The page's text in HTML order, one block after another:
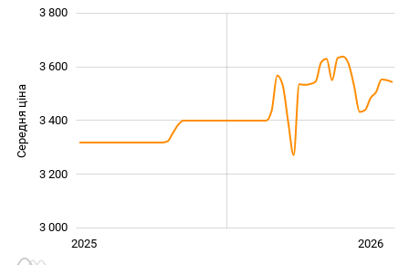
Середня ціна 3 000
3 000
3 200
3 400
3 600
3 800
L
Січ. 2025
Лип.
2027 2026
2025